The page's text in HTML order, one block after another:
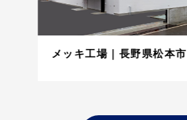
メッキ工場｜長野県松本市